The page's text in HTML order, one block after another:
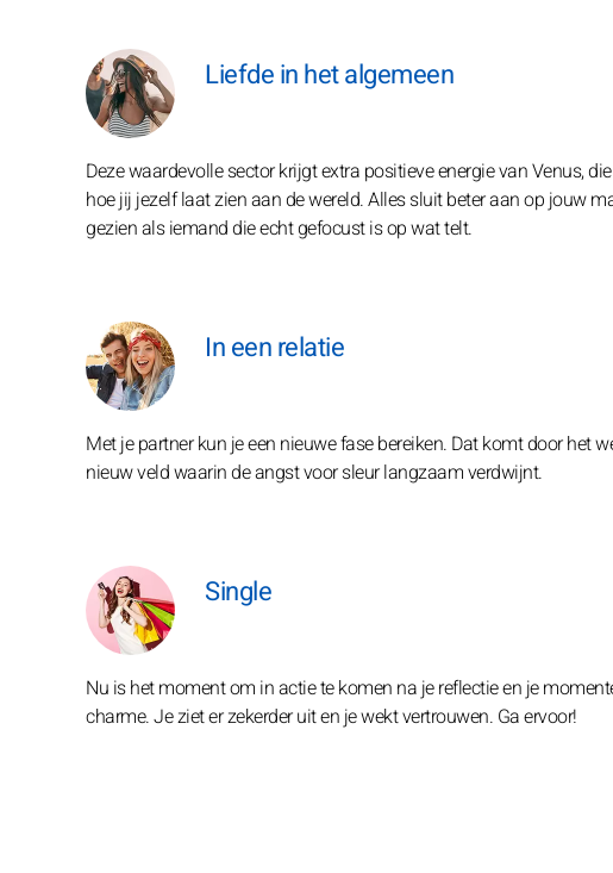
Liefde in het algemeen
Deze waardevolle sector krijgt extra positieve energie van Venus,
hoe jij jezelf laat zien aan de wereld. Alles sluit beter aan op jouw
gezien als iemand die echt gefocust is op wat telt.
In een relatie
Met je partner kun je een nieuwe fase bereiken. Dat komt door het
nieuw veld waarin de angst voor sleur langzaam verdwijnt.
Single
Nu is het moment om in actie te komen na je reflectie en je
charme. Je ziet er zekerder uit en je wekt vertrouwen. Ga ervoor!